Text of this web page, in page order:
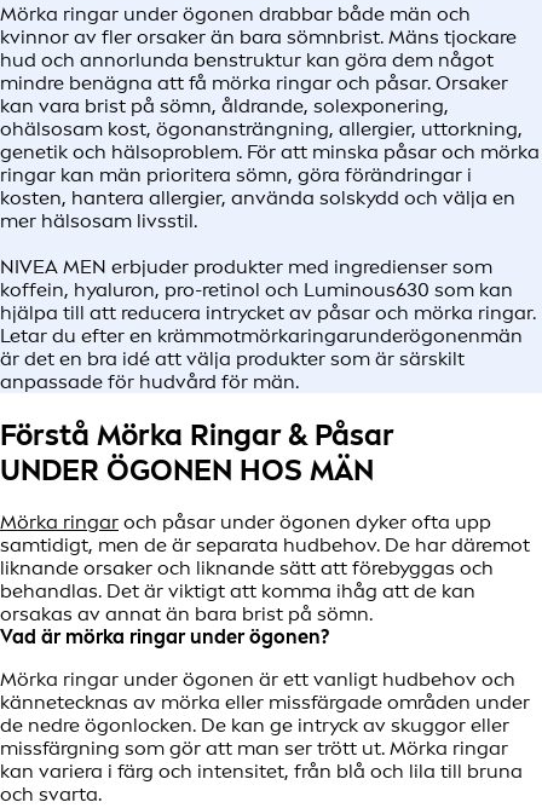
Mörka ringar under ögonen drabbar både män och
kvinnor av fler orsaker än bara sömnbrist. Mäns tjockare
hud och annorlunda benstruktur kan göra dem något
mindre benägna att få mörka ringar och påsar. Orsaker
kan vara brist på sömn, åldrande, solexponering,
ohälsosam kost, ögonansträngning, allergier, uttorkning,
genetik och hälsoproblem. För att minska påsar och mörka
ringar kan män prioritera sömn, göra förändringar i
kosten, hantera allergier, använda solskydd och välja en
mer hälsosam livsstil.
NIVEA MEN erbjuder produkter med ingredienser som
koffein, hyaluron, pro-retinol och Luminous630 som kan
hjälpa till att reducera intrycket av påsar och mörka ringar.
Letar du efter en krämmotmörkaringarunderögonenmän
är det en bra idé att välja produkter som är särskilt
anpassade för hudvård för män.
Förstå Mörka Ringar & Påsar
UNDER ÖGONEN HOS MÄN
Mörka ringar och påsar under ögonen dyker ofta upp
samtidigt, men de är separata hudbehov. De har däremot
liknande orsaker och liknande sätt att förebyggas och
behandlas. Det är viktigt att komma ihåg att de kan
orsakas av annat än bara brist på sömn.
Vad är mörka ringar under ögonen?
Mörka ringar under ögonen är ett vanligt hudbehov och
kännetecknas av mörka eller missfärgade områden under
de nedre ögonlocken. De kan ge intryck av skuggor eller
missfärgning som gör att man ser trött ut. Mörka ringar
kan variera i färg och intensitet, från blå och lila till bruna
och svarta.